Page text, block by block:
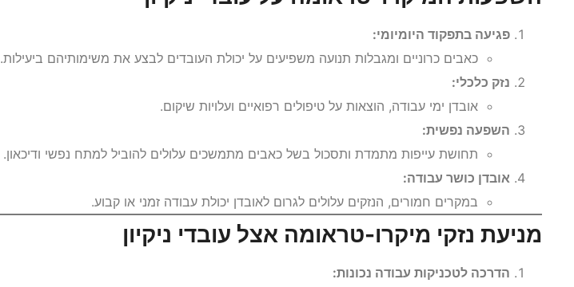
פגיעה בתפקוד היומיומי:
כאבים כרוניים ומגבלות תנועה משפיעים על יכולת העובדים לבצע את משימותיהם ביעילות.
נזק כלכלי:
אובדן ימי עבודה, הוצאות על טיפולים רפואיים ועלויות שיקום.
השפעה נפשית:
תחושת עייפות מתמדת ותסכול בשל כאבים מתמשכים עלולים להוביל למתח נפשי ודיכאון.
אובדן כושר עבודה:
במקרים חמורים, הנזקים עלולים לגרום לאובדן יכולת עבודה זמני או קבוע.
מניעת נזקי מיקרו-טראומה אצל עובדי ניקיון
הדרכה לטכניקות עבודה נכונות: